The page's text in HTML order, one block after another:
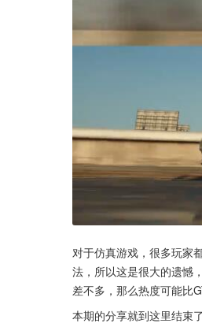
对于仿真游戏，很多玩家
法，所以这是很大的遗憾
差不多，那么热度可能比
本期的分享就到这里结束